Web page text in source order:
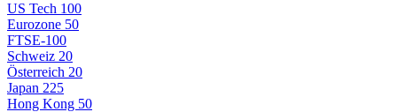
US Tech 100
Eurozone 50
FTSE-100
Schweiz 20
Österreich 20
Japan 225
Hong Kong 50